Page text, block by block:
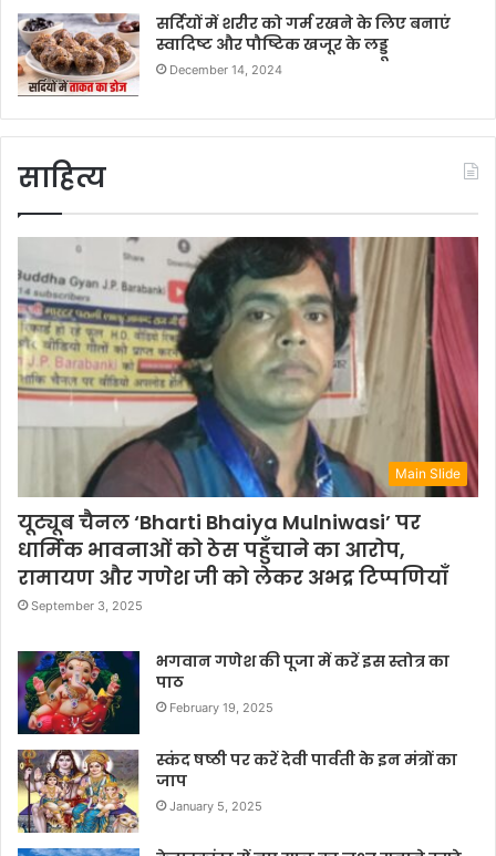
सर्दियों में शरीर को गर्म रखने के लिए बनाएं
स्वादिष्ट और पौष्टिक खजूर के लड्डू
December 14, 2024
साहित्य
Main Slide
यूट्यूब चैनल ‘Bharti Bhaiya Mulniwasi’ पर
धार्मिक भावनाओं को ठेस पहुँचाने का आरोप,
रामायण और गणेश जी को लेकर अभद्र टिप्पणियाँ
September 3, 2025
भगवान गणेश की पूजा में करें इस स्तोत्र का
पाठ
February 19, 2025
स्कंद षष्ठी पर करें देवी पार्वती के इन मंत्रों का
जाप
January 5, 2025